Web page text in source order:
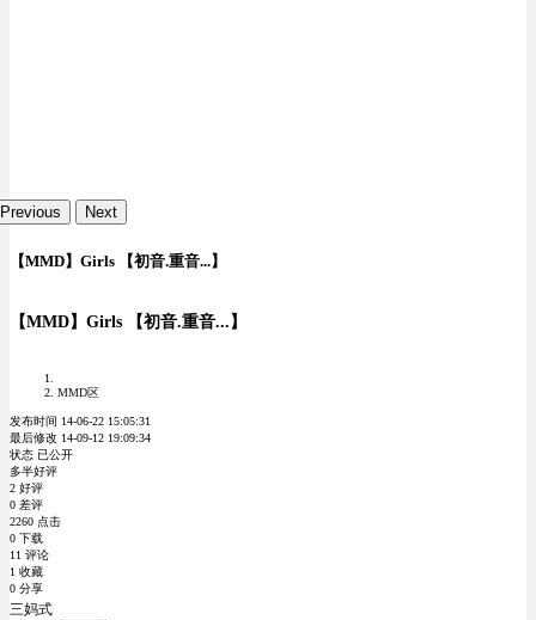
Previous Next
【MMD】Girls 【初音.重音...】
【MMD】Girls 【初音.重音...】
MMD区
发布时间 14-06-22 15:05:31
最后修改 14-09-12 19:09:34
状态 已公开
多半好评
2 好评
0 差评
2260 点击
0 下载
11 评论
1 收藏
0 分享
三妈式